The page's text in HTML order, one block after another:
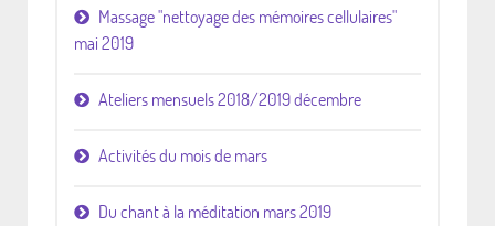
Massage "nettoyage des mémoires cellulaires"
mai 2019
Ateliers mensuels 2018/2019 décembre
Activités du mois de mars
Du chant à la méditation mars 2019